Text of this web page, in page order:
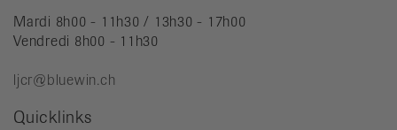
Mardi 8h00 - 11h30 / 13h30 - 17h00
Vendredi 8h00 - 11h30
ljcr@bluewin.ch
Quicklinks